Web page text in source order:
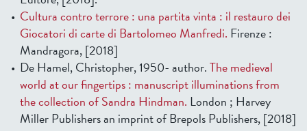
Cultura contro terrore : una partita vinta : il restauro dei
Giocatori di carte di Bartolomeo Manfredi. Firenze :
Mandragora, [2018]
De Hamel, Christopher, 1950- author.The medieval
world at our fingertips : manuscript illuminations from
the collection of Sandra Hindman. London ; Harvey
Miller Publishers an imprint of Brepols Publishers, [2018]